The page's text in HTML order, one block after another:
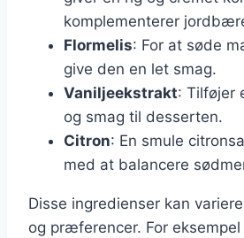
komplementerer
Flormelis: For at søde
give den en let smag.
Vaniljeekstrakt: Tilføjer
og smag til desserten.
Citron: En smule
med at balancere
Disse ingredienser kan
og præferencer. For